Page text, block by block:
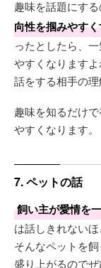
趣味を話題にす
向性を掴みやす
ったとしたら、
やすくなります
話をする相手の理
趣味を知るだけ
やすくなります。
7. ペットの話
飼い主が愛情を
は話しきれない
そんなペットを
盛り上がるのでぜ